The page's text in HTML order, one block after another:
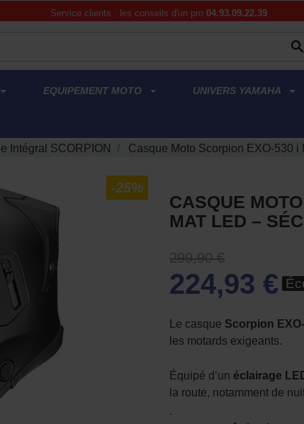
Service clients : les conseils d'un pro 04.93.09.22.39

EQUIPEMENT MOTO UNIVERS YAMAHA
Intégral SCORPION Casque Moto Scorpion EXO-530
-25%
CASQUE
MAT LED –
299,90 €
224,93 €
Le casque Scorpion
les motards exigeants.
Équipé d’un éclairage
la route, notamment de
.